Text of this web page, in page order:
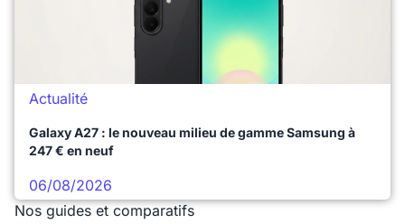
Actualité
Galaxy A27 : le nouveau milieu de gamme Samsung à
247 € en neuf
06/08/2026
Nos guides et comparatifs